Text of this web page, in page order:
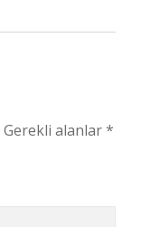
Gerekli alanlar*